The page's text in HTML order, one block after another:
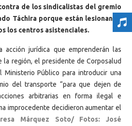
de los sindicalistas del gremio
Táchira porque están lesionando
los centros asistenciales.
jurídica que emprenderán las
la región, el presidente de Corposalud
Ministerio Público para introducir una
del transporte “para que dejen de
arbitrarias en forma ilegal e
improcedente decidieron aumentar el
Márquez Soto/ Fotos: José